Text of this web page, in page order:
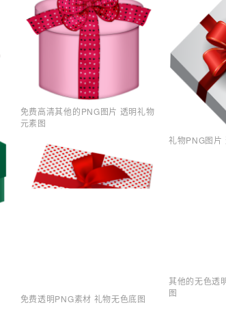
免费高清其他的PNG图片 透明礼物
元素图
免费透明PNG素材 礼物无色底图
礼物PNG图片
其他的无色透
图